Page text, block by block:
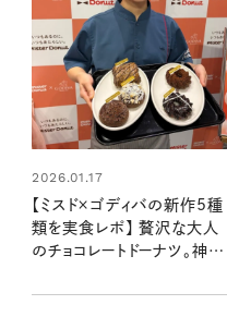
2026.01.17
【ミスド×ゴディバの新作5種
類を実食レポ】 贅沢な大人
のチョコレートドーナツ。神尾